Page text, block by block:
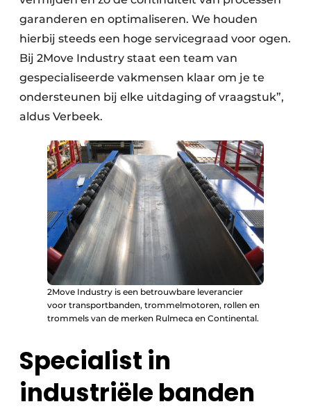
garanderen en optimaliseren. We houden
hierbij steeds een hoge servicegraad voor ogen.
Bij 2Move Industry staat een team van
gespecialiseerde vakmensen klaar om je te
ondersteunen bij elke uitdaging of vraagstuk”,
aldus Verbeek.
2Move Industry is een betrouwbare leverancier
voor transportbanden, trommelmotoren, rollen en
trommels van de merken Rulmeca en Continental.
Specialist in
industriële banden